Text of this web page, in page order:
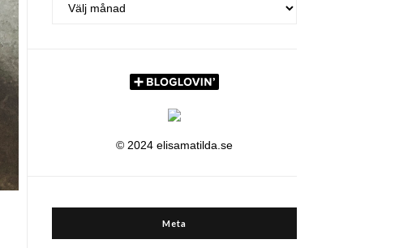
© 2024 elisamatilda.se
Meta